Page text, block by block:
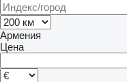
Армения
Цена